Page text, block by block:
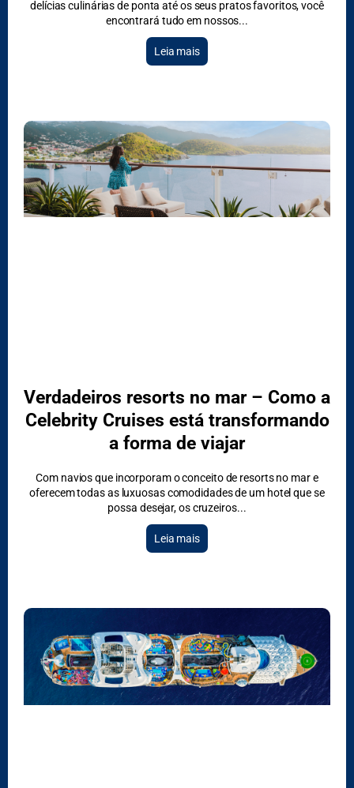
delícias culinárias de ponta até os seus pratos favoritos, você
encontrará tudo em nossos
Leia mais
Verdadeiros resorts no mar – Como a
Celebrity Cruises está transformando
a forma de viajar
Com navios que incorporam o conceito de resorts no mar e
oferecem todas as luxuosas comodidades de um hotel que se
possa desejar, os cruzeiros
Leia mais